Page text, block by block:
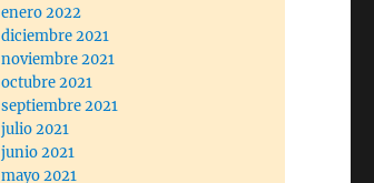
enero 2022
diciembre 2021
noviembre 2021
octubre 2021
septiembre 2021
julio 2021
junio 2021
mayo 2021